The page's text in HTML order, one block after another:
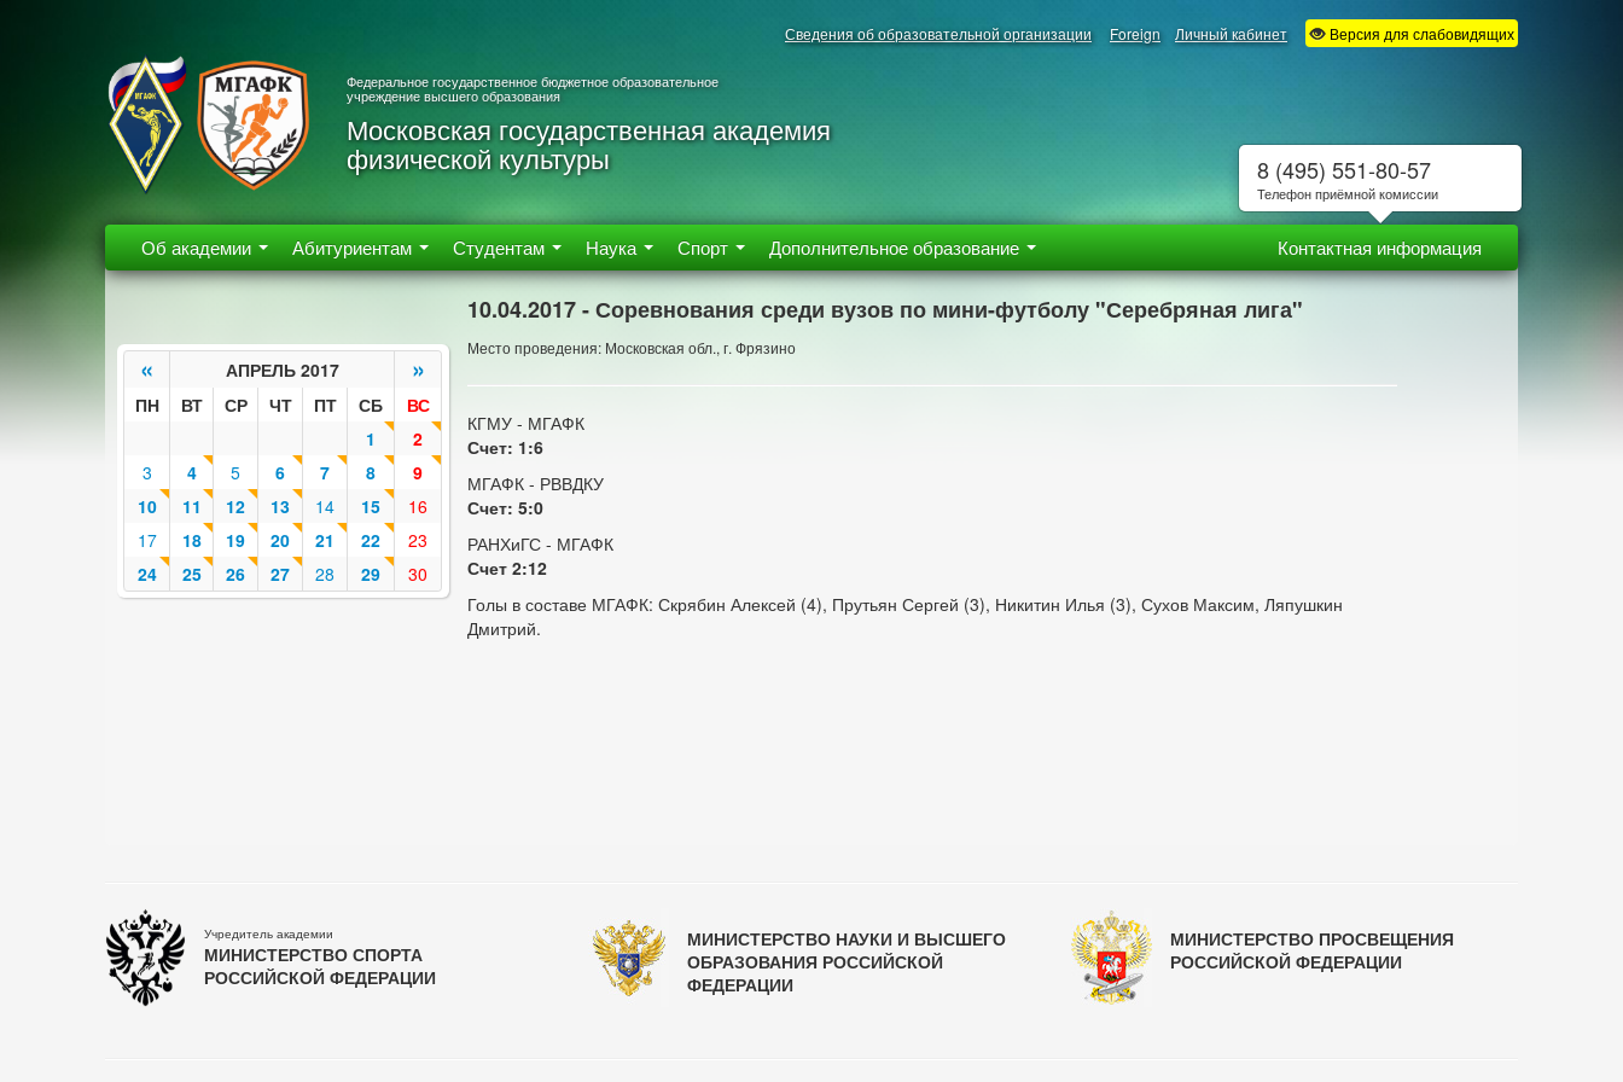
Сведения об образовательной организации Foreign Личный кабинет Версия для слабовидящих
Федеральное государственное бюджетное образовательное
учреждение высшего образования
Московская государственная академия
физической культуры
Об академии Абитуриентам Студентам Наука Спорт Дополнительное образование Контактная информация
« АПРЕЛЬ 2017 »
ПН ВТ СР ЧТ ПТ СБ
ВС
1
2
3
4 5 6 7 8
9
10
11 12 13 14 15
16
17
18 19 20 21 22
23
24
25 26 27 28 29 30
10.04.2017 - Соревнования среди вузов по мини-футболу "Серебряная лига"
Место проведения: Московская обл., г. Фрязино
КГМУ - МГАФК
Счет: 1:6
МГАФК - РВВДКУ
Счет: 5:0
РАНХиГС - МГАФК
Счет 2:12
Голы в составе МГАФК: Скрябин Алексей (4), Прутьян Сергей (3), Никитин Илья (3), Сухов Максим, Ляпушкин
Дмитрий.
Учредитель академии
МИНИСТЕРСТВО СПОРТА
РОССИЙСКОЙ ФЕДЕРАЦИИ
МИНИСТЕРСТВО НАУКИ И ВЫСШЕГО
ОБРАЗОВАНИЯ РОССИЙСКОЙ
ФЕДЕРАЦИИ
МИНИСТЕРСТВО ПРОСВЕЩЕНИЯ
РОССИЙСКОЙ ФЕДЕРАЦИИ
8 (495) 551-80-57
Телефон приёмной комиссии